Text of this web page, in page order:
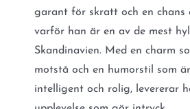
garant för skratt och en chans
varför han är en av de mest
Skandinavien. Med en charm
motstå och en humorstil som
intelligent och rolig, levererar